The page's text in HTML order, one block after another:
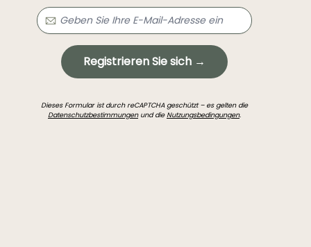
Registrieren Sie sich →
Dieses Formular ist durch reCAPTCHA geschützt – es gelten die
Datenschutzbestimmungenund dieNutzungsbedingungen.